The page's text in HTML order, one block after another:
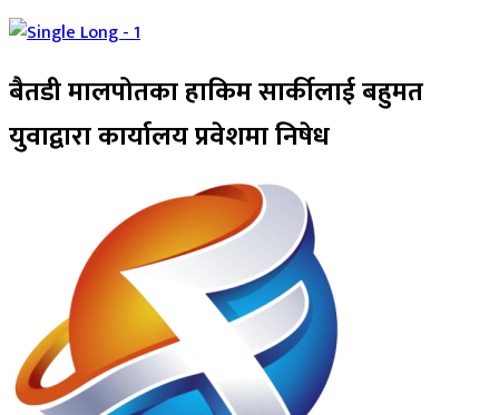
बैतडी मालपोतका हाकिम सार्कीलाई बहुमत
युवाद्वारा कार्यालय प्रवेशमा निषेध